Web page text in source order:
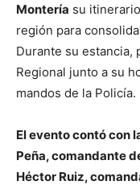
Montería su
región para
Durante su estancia,
Regional junto a su
mandos de la Policía.
El evento contó con
Peña, comandante
Héctor Ruiz,